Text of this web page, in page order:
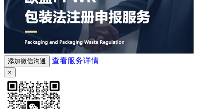
添加微信沟通 查看服务详情
×